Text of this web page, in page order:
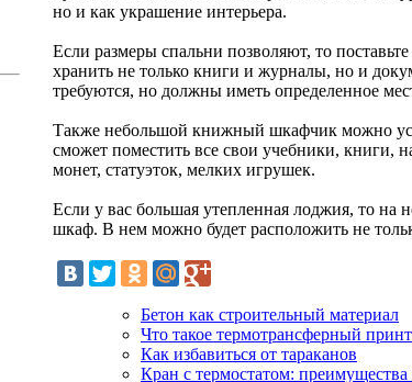
но и как украшение интерьера.
Если размеры спальни позволяют, то
хранить не только книги и журналы, но и
требуются, но должны иметь определенное
Также небольшой книжный шкафчик можно
сможет поместить все свои учебники, книги,
монет, статуэток, мелких игрушек.
Если у вас большая утепленная лоджия, то на
шкаф. В нем можно будет расположить не
Бетон как строительный материал
Что такое термотрансферный
Как избавиться от тараканов
Кран с термостатом: преимущества